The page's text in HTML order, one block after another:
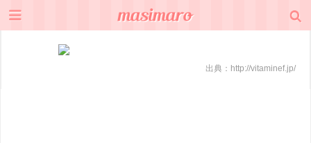
出典： http://vitaminef.jp/